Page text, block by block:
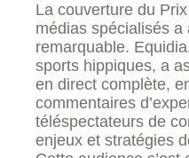
La couverture du
médias spécialisés
remarquable.
sports hippiques, a
en direct complète,
commentaires
téléspectateurs de
enjeux et stratégies